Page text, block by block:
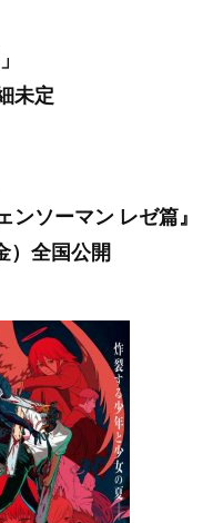
未定
ンソーマン レゼ篇』
）全国公開